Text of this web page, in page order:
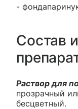
-
Состав
Раствор для
прозрачный
бесцветный.